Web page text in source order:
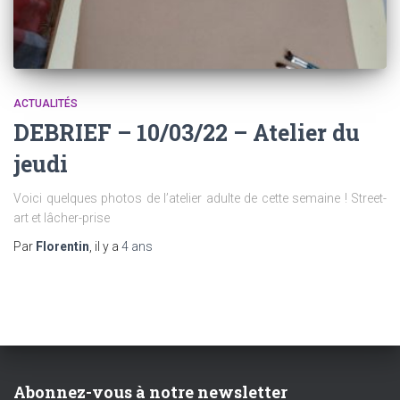
ACTUALITÉS
DEBRIEF – 10/03/22 – Atelier du
jeudi
Voici quelques photos de l’atelier adulte de cette semaine ! Street-
art et lâcher-prise
Par Florentin , il y a 4 ans
Abonnez-vous à notre newsletter